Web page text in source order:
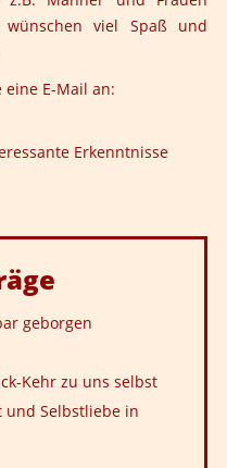
viel Spaß und
E-Mail an:
Erkenntnisse
geborgen
Kehr zu uns selbst
und Selbstliebe in